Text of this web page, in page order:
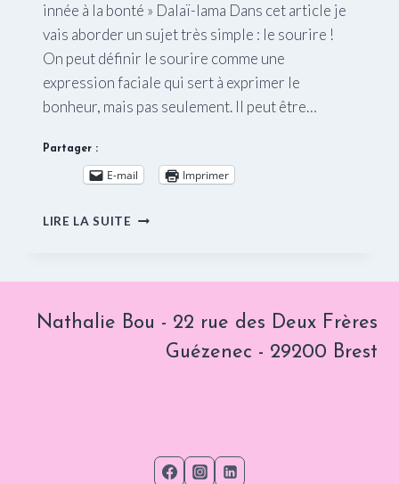
innée à la bonté » Dalaï-lama Dans cet article je
vais aborder un sujet très simple : le sourire !
On peut définir le sourire comme une
expression faciale qui sert à exprimer le
bonheur, mais pas seulement. Il peut être…
Partager :
E-mail Imprimer
LIRE LA SUITE
Nathalie Bou - 22 rue des Deux Frères
Guézenec - 29200 Brest